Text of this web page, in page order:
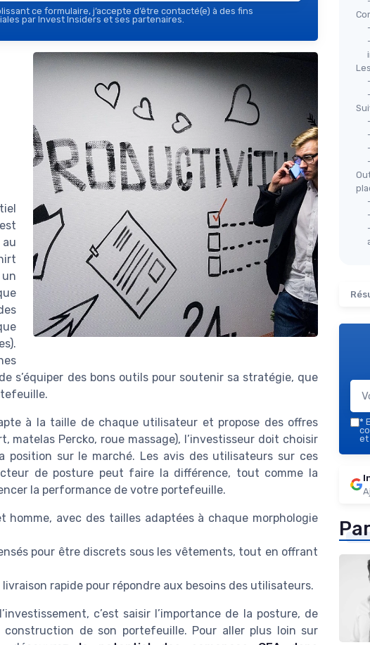
ce formulaire, j’accepte d’être contacté(e) à des fins
par Invest Insiders et ses partenaires.
s’équiper des bons outils pour soutenir sa stratégie, que
à la taille de chaque utilisateur et propose des offres
Percko, roue massage), l’investisseur doit choisir
position sur le marché. Les avis des utilisateurs sur ces
de posture peut faire la différence, tout comme la
la performance de votre portefeuille.
avec des tailles adaptées à chaque morphologie
pour être discrets sous les vêtements, tout en offrant
rapide pour répondre aux besoins des utilisateurs.
c’est saisir l’importance de la posture, de
de son portefeuille. Pour aller plus loin sur
*
et